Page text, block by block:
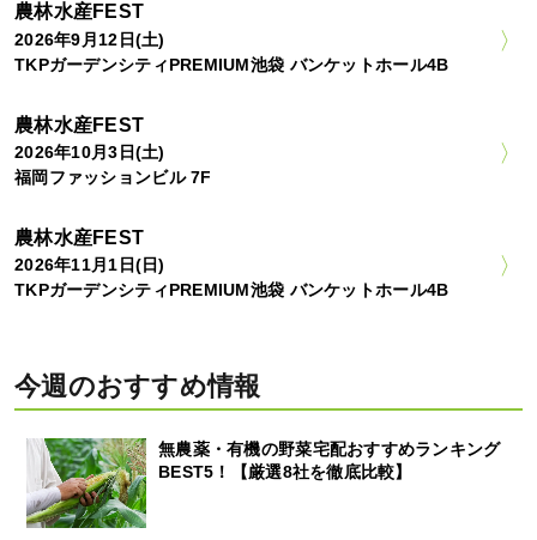
農林水産FEST
2026年9月12日(土)
TKPガーデンシティPREMIUM池袋 バンケットホール4B
農林水産FEST
2026年10月3日(土)
福岡ファッションビル 7F
農林水産FEST
2026年11月1日(日)
TKPガーデンシティPREMIUM池袋 バンケットホール4B
今週のおすすめ情報
無農薬・有機の野菜宅配おすすめランキング
BEST5！【厳選8社を徹底比較】